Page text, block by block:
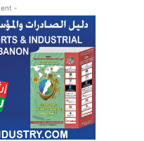
- Advertisement -